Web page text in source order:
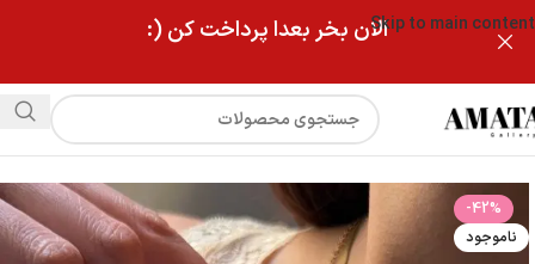
Skip to main contentالان بخر بعدا پرداخت کن (:
فروشگاه گردنبند گل رز برند YSX
-42%
ناموجود